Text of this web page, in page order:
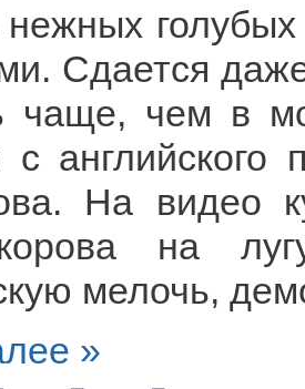
Сдается
чаще, чем в
с английского
На видео
на
мелочь,
»